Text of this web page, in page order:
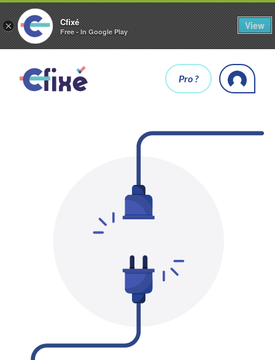
× Cfixé
Free - In Google Play
View
Pro ?